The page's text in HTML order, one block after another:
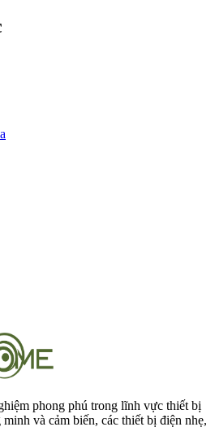
phong phú trong lĩnh vực thiết bị
và cảm biến, các thiết bị điện nhẹ,